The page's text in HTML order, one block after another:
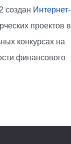
создан Интернет-
проектов в
конкурсах на
финансового